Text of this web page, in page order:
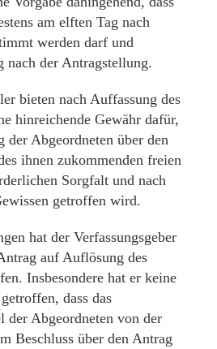
am elften Tag nach
werden darf und
nach der Antragstellung.
bieten nach Auffassung des
hinreichende Gewähr dafür,
der Abgeordneten über den
ihnen zukommenden freien
Sorgfalt und nach
getroffen wird.
hat der Verfassungsgeber
auf Auflösung des
Insbesondere hat er keine
dass das
der Abgeordneten von der
Beschluss über den Antrag